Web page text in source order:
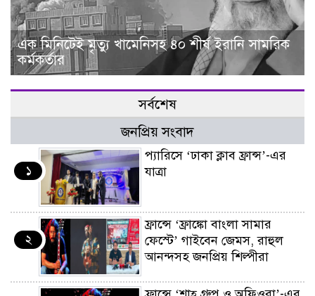
এক মিনিটেই মৃত্যু খামেনিসহ ৪০ শীর্ষ ইরানি সামরিক
কর্মকর্তার
সর্বশেষ
জনপ্রিয় সংবাদ
১
প্যারিসে ‘ঢাকা ক্লাব ফ্রান্স’-এর
যাত্রা
২
ফ্রান্সে ‘ফ্রাঙ্কো বাংলা সামার
ফেস্টে’ গাইবেন জেমস, রাহুল
আনন্দসহ জনপ্রিয় শিল্পীরা